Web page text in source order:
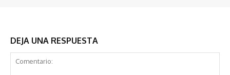
DEJA UNA RESPUESTA